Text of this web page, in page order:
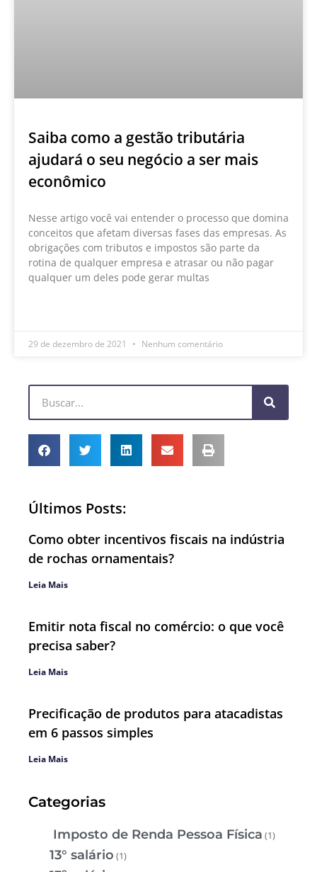
Saiba como a gestão tributária
ajudará o seu negócio a ser mais
econômico
Nesse artigo você vai entender o processo que domina
conceitos que afetam diversas fases das empresas. As
obrigações com tributos e impostos são parte da
rotina de qualquer empresa e atrasar ou não pagar
qualquer um deles pode gerar multas
29 de dezembro de 2021 Nenhum comentário
Últimos Posts:
Como obter incentivos fiscais na indústria
de rochas ornamentais?
Leia Mais
Emitir nota fiscal no comércio: o que você
precisa saber?
Leia Mais
Precificação de produtos para atacadistas
em 6 passos simples
Leia Mais
Categorias
Imposto de Renda Pessoa Física (1)
13° salário (1)